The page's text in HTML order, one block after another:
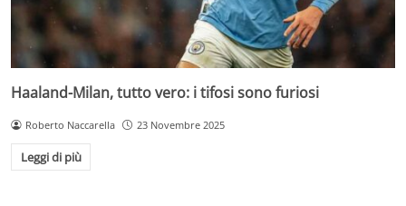
Haaland-Milan, tutto vero: i tifosi sono furiosi
Roberto Naccarella 23 Novembre 2025
Leggi di più